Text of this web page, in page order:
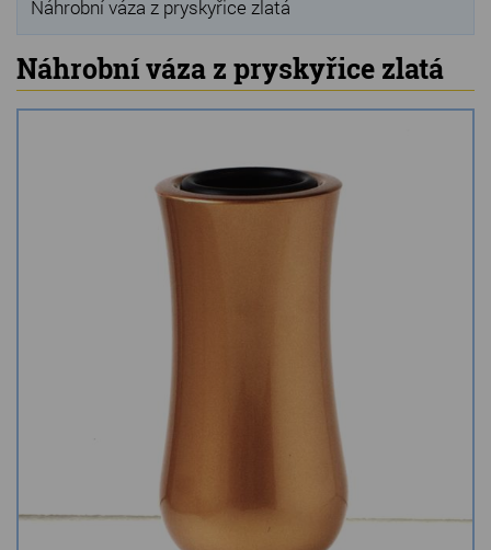
Grilovací, pečící kameny
Lávové grilovací kameny
Chladící kostky a puky
Doplňky do kuchyně
Hřbitovní doplňky
Kamenné stoly, konferenční stolky
Barevné kamenné drti
Štípané kamenné obklady
Dárkové předměty z přírodního kamene
Gabiony, gabionový kámen
Náhrobní váza z pryskyřice zlatá
Náhrobní váza z pryskyřice zlatá